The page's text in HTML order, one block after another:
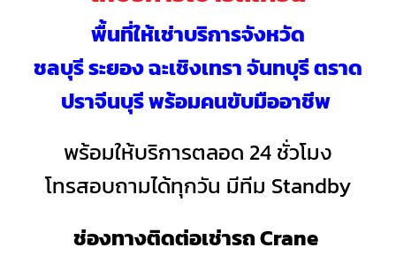
พื้นที่ให้เช่าบริการจังหวัด
ชลบุรี ระยอง ฉะเชิงเทรา จันทบุรี ตราด
ปราจีนบุรี พร้อมคนขับมืออาชีพ
พร้อมให้บริการตลอด 24 ชั่วโมง
โทรสอบถามได้ทุกวัน มีทีม Standby
ช่องทางติดต่อเช่ารถ Crane